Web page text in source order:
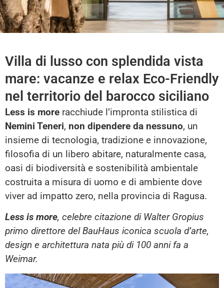
Villa di lusso con splendida vista
mare: vacanze e relax Eco-Friendly
nel territorio del barocco siciliano
Less is more racchiude l’impronta stilistica di
Nemini Teneri, non dipendere da nessuno, un
insieme di tecnologia, tradizione e innovazione,
filosofia di un libero abitare, naturalmente casa,
oasi di biodiversità e sostenibilità ambientale
costruita a misura di uomo e di ambiente dove
viver ad impatto zero, nella provincia di Ragusa.
Less is more, celebre citazione di Walter Gropius
primo direttore del BauHaus iconica scuola d’arte,
design e architettura nata più di 100 anni fa a
Weimar.